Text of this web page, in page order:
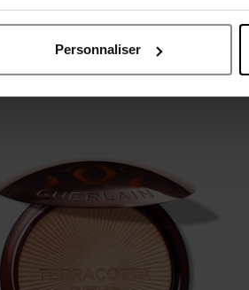
Personnaliser
quelque chose ?